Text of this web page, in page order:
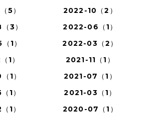
5）
2022-10（2）
3）
2022-06（1）
1）
2022-03（2）
1）
2021-11（1）
1）
2021-07（1）
1）
2021-03（1）
1）
2020-07（1）